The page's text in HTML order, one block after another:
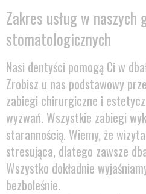
Zakres usług w naszych
stomatologicznych
Nasi dentyści pomogą Ci w
Zrobisz u nas podstawowy
zabiegi chirurgiczne i
wyzwań. Wszystkie zabiegi
starannością. Wiemy, że
stresująca, dlatego zawsze
Wszystko dokładnie
bezboleśnie.